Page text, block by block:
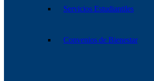
Servicios Estudiantiles
Convenios de Bienestar